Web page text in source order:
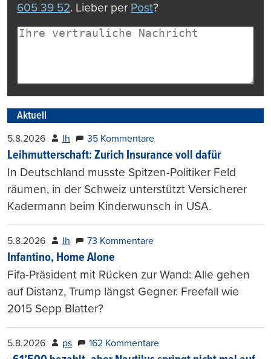
605 39 52. Lieber per Post?
Aktuell
5.8.2026 lh 35 Kommentare
Leihmutterschaft: Zurich Insurance voll dafür
In Deutschland musste Spitzen-Politiker Feld
räumen, in der Schweiz unterstützt Versicherer
Kadermann beim Kinderwunsch in USA.
5.8.2026 lh 73 Kommentare
Infantino, Home Alone
Fifa-Präsident mit Rücken zur Wand: Alle gehen
auf Distanz, Trump längst Gegner. Freefall wie
2015 Sepp Blatter?
5.8.2026 ps 162 Kommentare